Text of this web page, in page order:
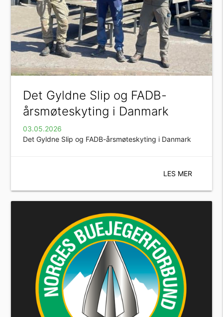
Det Gyldne Slip og FADB-
årsmøteskyting i Danmark
03.05.2026
Det Gyldne Slip og FADB-årsmøteskyting i Danmark
LES MER